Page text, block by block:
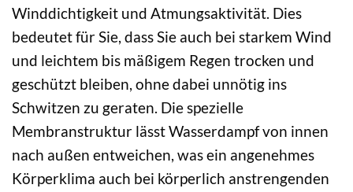
Winddichtigkeit und Atmungsaktivität. Dies
bedeutet für Sie, dass Sie auch bei starkem Wind
und leichtem bis mäßigem Regen trocken und
geschützt bleiben, ohne dabei unnötig ins
Schwitzen zu geraten. Die spezielle
Membranstruktur lässt Wasserdampf von innen
nach außen entweichen, was ein angenehmes
Körperklima auch bei körperlich anstrengenden